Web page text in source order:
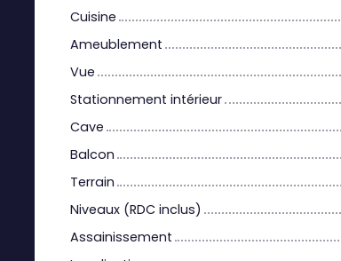
Cuisine
Ameublement
Vue
Stationnement intérieur
Cave
Balcon
Terrain
Niveaux (RDC inclus)
Assainissement